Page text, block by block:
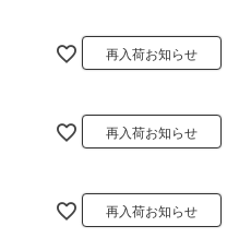
再入荷お知らせ
再入荷お知らせ
再入荷お知らせ